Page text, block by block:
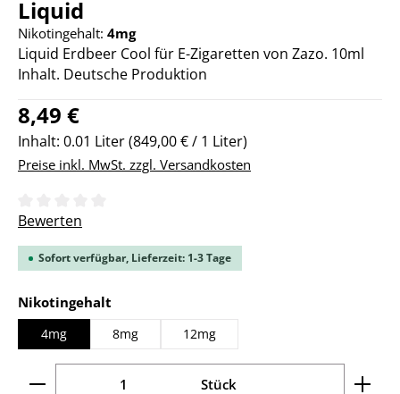
Liquid
Nikotingehalt: 4mg
Liquid Erdbeer Cool für E-Zigaretten von Zazo. 10ml
Inhalt. Deutsche Produktion
Regulärer Preis:
8,49 €
Inhalt: 0.01 Liter(849,00 € / 1 Liter)
Preise inkl. MwSt. zzgl. Versandkosten
Durchschnittliche Bewertung von 0 von 5 Sternen
Bewerten
Sofort verfügbar, Lieferzeit: 1-3 Tage
Nikotingehalt
4mg 8mg 12mg
Produkt Anzahl: Gib den gewünschten Wert ein
Stück